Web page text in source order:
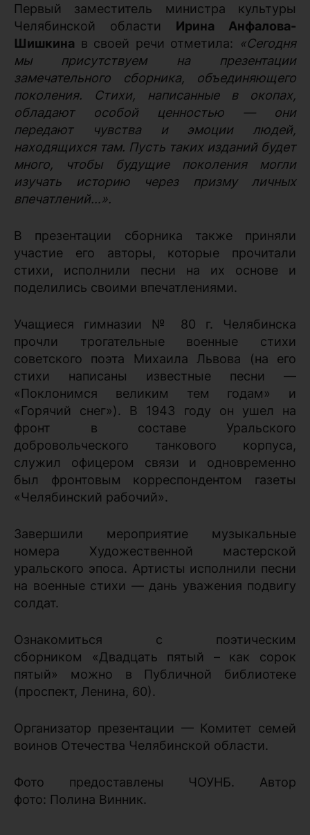
Первый заместитель министра культуры
Челябинской области Ирина Анфалова-
Шишкина в своей речи отметила:
«Сегодня
мы присутствуем на презентации
замечательного сборника, объединяющего
поколения. Стихи, написанные в окопах,
обладают особой ценностью — они
передают чувства и эмоции людей,
находящихся там. Пусть таких изданий будет
много, чтобы будущие поколения могли
изучать историю через призму личных
впечатлений…».
В презентации сборника также приняли
участие его авторы, которые прочитали
стихи, исполнили песни на их основе и
поделились своими впечатлениями.
Учащиеся гимназии № 80 г. Челябинска
прочли трогательные военные стихи
советского поэта Михаила Львова (на его
стихи написаны известные песни —
«Поклонимся великим тем годам» и
«Горячий снег»). В 1943 году он ушел на
фронт в составе Уральского
добровольческого танкового корпуса,
служил офицером связи и одновременно
был фронтовым корреспондентом газеты
«Челябинский рабочий».
Завершили мероприятие музыкальные
номера Художественной мастерской
уральского эпоса. Артисты исполнили песни
на военные стихи — дань уважения подвигу
солдат.
Ознакомиться с поэтическим
сборником «Двадцать пятый – как сорок
пятый» можно в Публичной библиотеке
(проспект, Ленина, 60).
Организатор презентации — Комитет семей
воинов Отечества Челябинской области.
Фото предоставлены ЧОУНБ. Автор
фото: Полина Винник.